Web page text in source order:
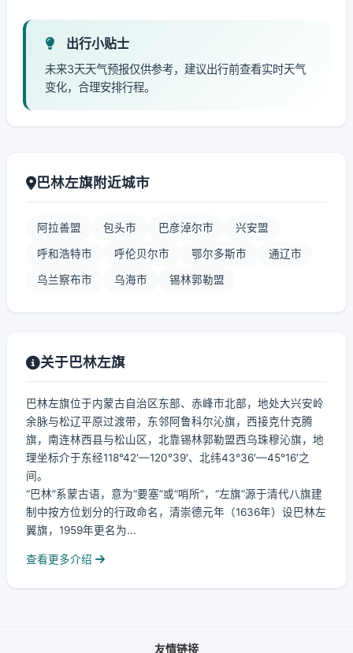
出行小贴士
未来3天天气预报仅供参考，建议出行前查看实时天气
变化，合理安排行程。
巴林左旗附近城市
阿拉善盟 包头市 巴彦淖尔市 兴安盟
呼和浩特市 呼伦贝尔市 鄂尔多斯市 通辽市
乌兰察布市 乌海市 锡林郭勒盟
关于巴林左旗
巴林左旗位于内蒙古自治区东部、赤峰市北部，地处大兴安岭
余脉与松辽平原过渡带，东邻阿鲁科尔沁旗，西接克什克腾
旗，南连林西县与松山区，北靠锡林郭勒盟西乌珠穆沁旗，地
理坐标介于东经118°42′—120°39′、北纬43°36′—45°16′之
间。
“巴林”系蒙古语，意为“要塞”或“哨所”，“左旗”源于清代八旗建
制中按方位划分的行政命名，清崇德元年（1636年）设巴林左
翼旗，1959年更名为...
查看更多介绍
友情链接